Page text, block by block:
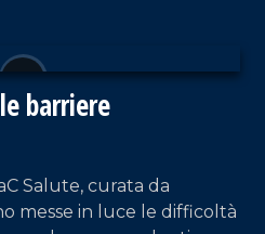
barriere
Salute, curata da
messe in luce le difficoltà